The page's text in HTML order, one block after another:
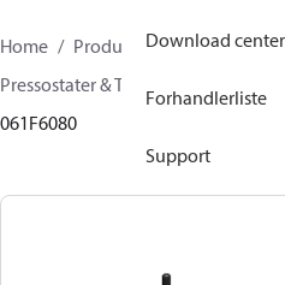
Download center
Forhandlerliste
Support
Home Produkter
Climate
Pressostater & Termostater
061F6080